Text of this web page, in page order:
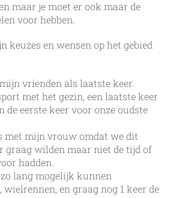
maar je moet er ook maar de
voor hebben.
keuzes en wensen op het gebied
vrienden als laatste keer.
met het gezin, een laatste keer
de eerste keer voor onze oudste
met mijn vrouw omdat we dit
graag wilden maar niet de tijd of
hadden.
lang mogelijk kunnen
wielrennen, en graag nog 1 keer de